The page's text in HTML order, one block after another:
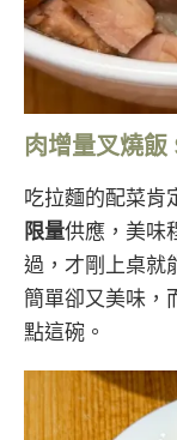
肉增量叉燒飯
吃拉麵的配菜肯
限量供應，美味
過，才剛上桌就
簡單卻又美味，
點這碗。